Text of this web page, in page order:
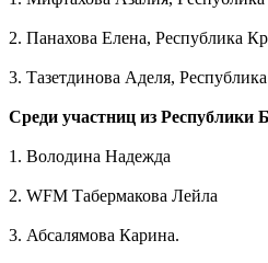
2. Панахова Елена, Республика
3. Тазетдинова Аделя,
Среди участниц из Республики
1. Володина Надежда
2. WFM Табермакова Лейла
3. Абсалямова Карина.